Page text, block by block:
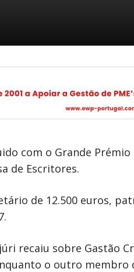
com o Grande
de Escritores.
de 12.500 euros,
recaiu sobre Gastão
o outro membro